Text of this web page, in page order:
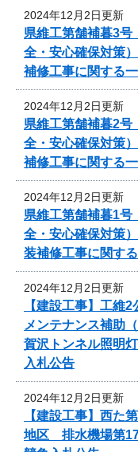
2024年12月2日更新
県維工第舗補暮3
全・安心確保対策
補修工事に関する
2024年12月2日更新
県維工第舗補暮2
全・安心確保対策
補修工事に関する
2024年12月2日更新
県維工第舗補暮1
全・安心確保対策
装補修工事に関す
2024年12月2日更新
【建設工事】工
メンテナンス補助
賀沢トンネル照明
入札公告
2024年12月2日更新
【建設工事】西
地区 排水機場第